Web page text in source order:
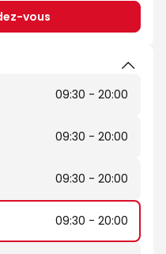
vous
09:30 - 20:00
09:30 - 20:00
09:30 - 20:00
09:30 - 20:00